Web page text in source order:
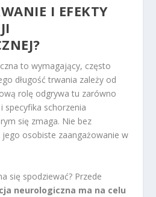
I EFEKTY
to wymagający, często
długość trwania zależy od
rolę odgrywa tu zarówno
specyfika schorzenia
się zmaga. Nie bez
osobiste zaangażowanie w
się spodziewać? Przede
neurologiczna ma na celu